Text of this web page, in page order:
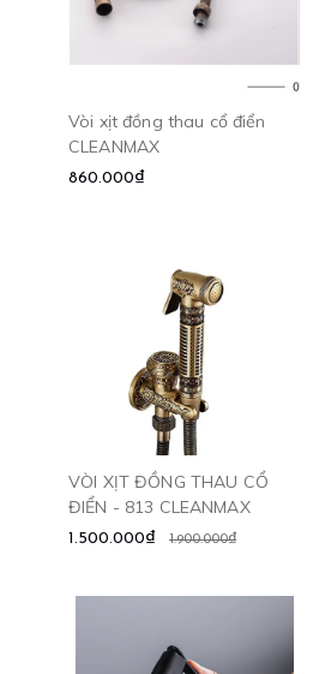
Vòi xịt đồng thau cổ điển
CLEANMAX
860.000₫
VÒI XỊT ĐỒNG THAU CỔ
ĐIỂN - 813 CLEANMAX
1.500.000₫ 1.900.000₫